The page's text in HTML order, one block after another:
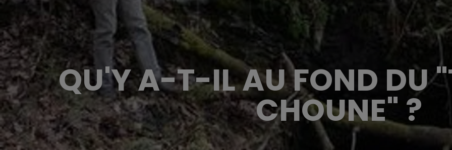
QU'Y A-T-IL AU FOND DU
CHOUNE" ?